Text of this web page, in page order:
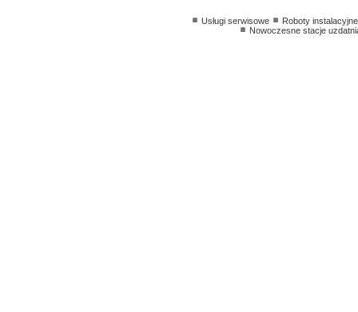
Usługi serwisowe
Roboty instalacyjne
Nowoczesne stacje